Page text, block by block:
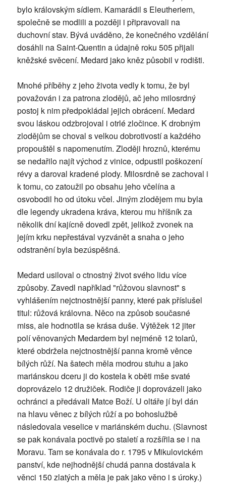
bylo královským sídlem. Kamarádil s Eleutheriem,
společně se modlili a později i připravovali na
duchovní stav. Bývá uváděno, že konečného vzdělání
dosáhli na Saint-Quentin a údajně roku 505 přijali
kněžské svěcení. Medard jako kněz působil v rodišti.
Mnohé příběhy z jeho života vedly k tomu, že byl
považován i za patrona zlodějů, ač jeho milosrdný
postoj k nim předpokládal jejich obrácení. Medard
svou láskou odzbrojoval i otrlé zločince. K drobným
zlodějům se choval s velkou dobrotivostí a každého
propouštěl s napomenutím. Zloději hroznů, kterému
se nedařilo najít východ z vinice, odpustil poškození
révy a daroval kradené plody. Milosrdně se zachoval i
k tomu, co zatoužil po obsahu jeho včelína a
osvobodil ho od útoku včel. Jiným zlodějem mu byla
dle legendy ukradena kráva, kterou mu hříšník za
několik dní kajícně dovedl zpět, jelikož zvonek na
jejím krku nepřestával vyzvánět a snaha o jeho
odstranění byla bezúspěšná.
Medard usiloval o ctnostný život svého lidu více
způsoby. Zavedl například "růžovou slavnost" s
vyhlášením nejctnostnější panny, které pak příslušel
titul: růžová královna. Něco na způsob současné
miss, ale hodnotila se krása duše. Výtěžek 12 jiter
polí věnovaných Medardem byl nejméně 12 tolarů,
které obdržela nejctnostnější panna kromě věnce
bílých růží. Na šatech měla modrou stuhu a jako
mariánskou dceru ji do kostela k oběti mše svaté
doprovázelo 12 družiček. Rodiče ji doprovázeli jako
ochránci a předávali Matce Boží. U oltáře jí byl dán
na hlavu věnec z bílých růží a po bohoslužbě
následovala veselice v mariánském duchu. (Slavnost
se pak konávala poctivě po staletí a rozšířila se i na
Moravu. Tam se konávala do r. 1795 v Mikulovickém
panství, kde nejhodnější chudá panna dostávala k
věnci 150 zlatých a měla je pak jako věno i s úroky.)